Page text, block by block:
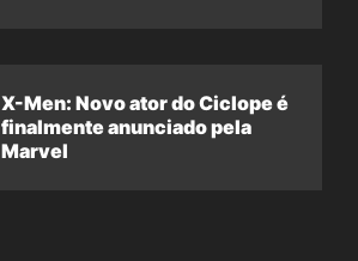
X-Men: Novo ator do Ciclope é
finalmente anunciado pela
Marvel